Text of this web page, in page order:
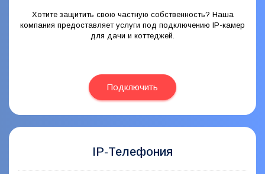
Хотите защитить свою частную собственность? Наша
компания предоставляет услуги под подключению IP-камер
для дачи и коттеджей.
Подключить
IP-Телефония